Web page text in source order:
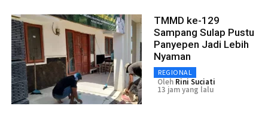
TMMD ke-129
Sampang Sulap Pustu
Panyepen Jadi Lebih
Nyaman
REGIONAL
Oleh Rini Suciati
13 jam yang lalu